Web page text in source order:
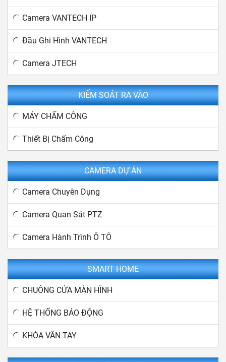
Camera VANTECH IP
Đầu Ghi Hình VANTECH
Camera JTECH
KIỂM SOÁT RA VÀO
MÁY CHẤM CÔNG
Thiết Bị Chấm Công
CAMERA DỰ ÁN
Camera Chuyên Dụng
Camera Quan Sát PTZ
Camera Hành Trình Ô TÔ
SMART HOME
CHUÔNG CỬA MÀN HÌNH
HỆ THỐNG BÁO ĐỘNG
KHÓA VÂN TAY